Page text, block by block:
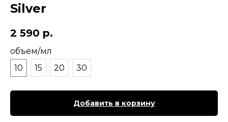
Silver
2 590 р.
объем/мл
10
15 20 30
Добавить в корзину